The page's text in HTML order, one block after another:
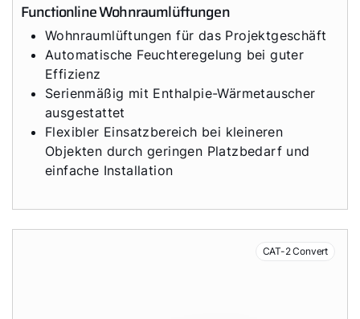
Functionline Wohnraumlüftungen
Wohnraumlüftungen für das Projektgeschäft
Automatische Feuchteregelung bei guter
Effizienz
Serienmäßig mit Enthalpie-Wärmetauscher
ausgestattet
Flexibler Einsatzbereich bei kleineren
Objekten durch geringen Platzbedarf und
einfache Installation
CAT-2 Convert
Servus!